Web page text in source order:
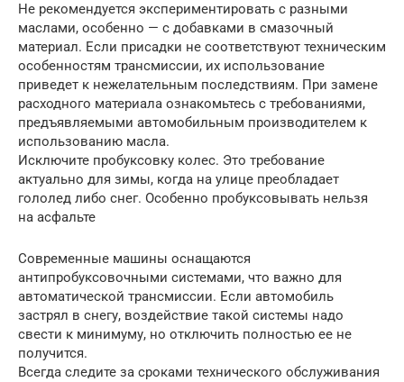
Не рекомендуется экспериментировать с разными
маслами, особенно — с добавками в смазочный
материал. Если присадки не соответствуют техническим
особенностям трансмиссии, их использование
приведет к нежелательным последствиям. При замене
расходного материала ознакомьтесь с требованиями,
предъявляемыми автомобильным производителем к
использованию масла.
Исключите пробуксовку колес. Это требование
актуально для зимы, когда на улице преобладает
гололед либо снег. Особенно пробуксовывать нельзя
на асфальте
Современные машины оснащаются
антипробуксовочными системами, что важно для
автоматической трансмиссии. Если автомобиль
застрял в снегу, воздействие такой системы надо
свести к минимуму, но отключить полностью ее не
получится.
Всегда следите за сроками технического обслуживания